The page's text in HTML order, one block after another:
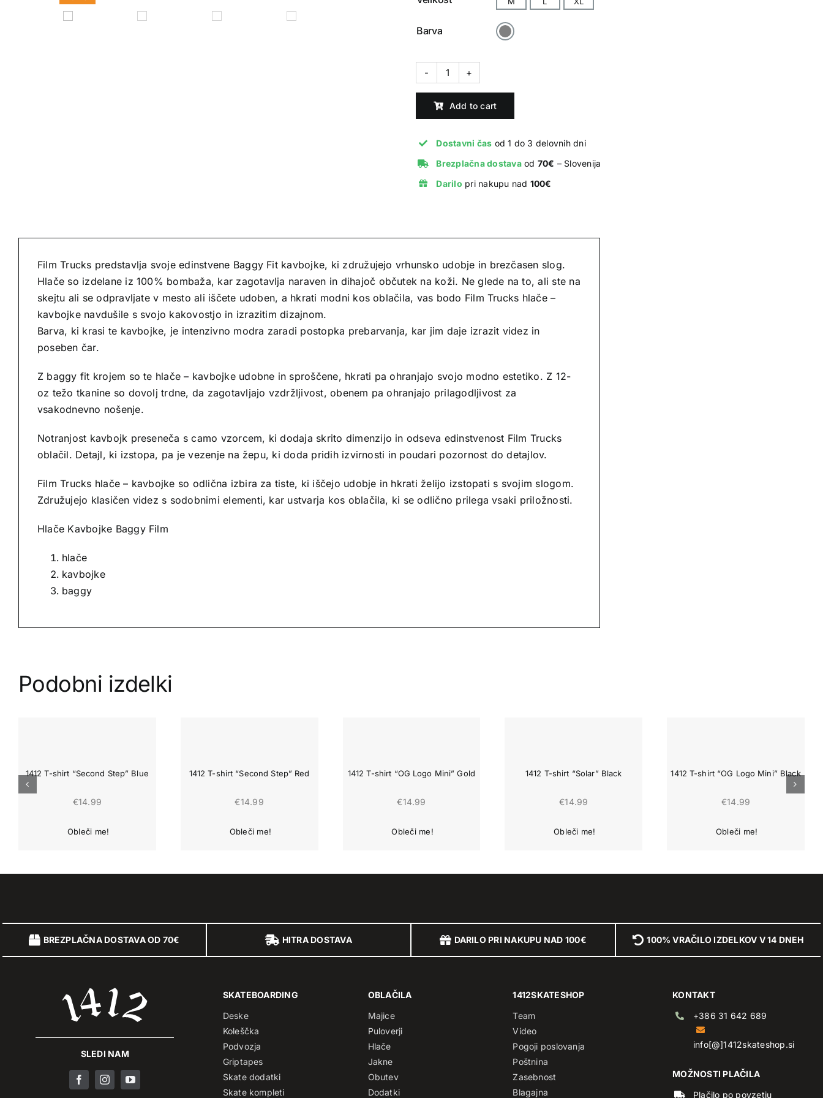
Barva
Film
Baggy
Jeans
Black
Add to cart
Dostavni čas od 1 do 3 delovnih dni
Brezplačna dostavaod 70€ – Slovenija
Darilo pri nakupu nad 100€
Film Trucks predstavlja svoje edinstvene Baggy Fit kavbojke, ki združujejo vrhunsko udobje in brezčasen slog.
Hlače so izdelane iz 100% bombaža, kar zagotavlja naraven in dihajoč občutek na koži. Ne glede na to, ali ste na
skejtu ali se odpravljate v mesto ali iščete udoben, a hkrati modni kos oblačila, vas bodo Film Trucks hlače –
kavbojke navdušile s svojo kakovostjo in izrazitim dizajnom.
Barva, ki krasi te kavbojke, je intenzivno modra zaradi postopka prebarvanja, kar jim daje izrazit videz in
poseben čar.
Z baggy fit krojem so te hlače – kavbojke udobne in sproščene, hkrati pa ohranjajo svojo modno estetiko. Z 12-
oz težo tkanine so dovolj trdne, da zagotavljajo vzdržljivost, obenem pa ohranjajo prilagodljivost za
vsakodnevno nošenje.
Notranjost kavbojk preseneča s camo vzorcem, ki dodaja skrito dimenzijo in odseva edinstvenost Film Trucks
oblačil. Detajl, ki izstopa, pa je vezenje na žepu, ki doda pridih izvirnosti in poudari pozornost do detajlov.
Film Trucks hlače – kavbojke so odlična izbira za tiste, ki iščejo udobje in hkrati želijo izstopati s svojim slogom.
Združujejo klasičen videz s sodobnimi elementi, kar ustvarja kos oblačila, ki se odlično prilega vsaki priložnosti.
Hlače Kavbojke Baggy Film
hlače
kavbojke
baggy
Podobni izdelki
1412 T-shirt “Second Step” Blue
€14.99
1412 T-shirt “Second Step” Red
€14.99
1412 T-shirt “OG Logo Mini” Gold
€14.99
1412 T-shirt “Solar” Black
€14.99
1412 T-shirt “OG Logo Mini” Black
€14.99
BREZPLAČNA DOSTAVA OD 70€ HITRA DOSTAVA DARILO PRI NAKUPU NAD 100€ 100% VRAČILO IZDELKOV V 14 DNEH
SLEDI NAM
SKATEBOARDING
Deske
Koleščka
Podvozja
Griptapes
Skate dodatki
Skate kompleti
OBLAČILA
Majice
Puloverji
Hlače
Jakne
Obutev
Dodatki
1412SKATESHOP
Team
Video
Pogoji poslovanja
Poštnina
Zasebnost
Blagajna
KONTAKT
+386 31 642 689
info[@]1412skateshop.si
MOŽNOSTI PLAČILA
Plačilo po povzetju